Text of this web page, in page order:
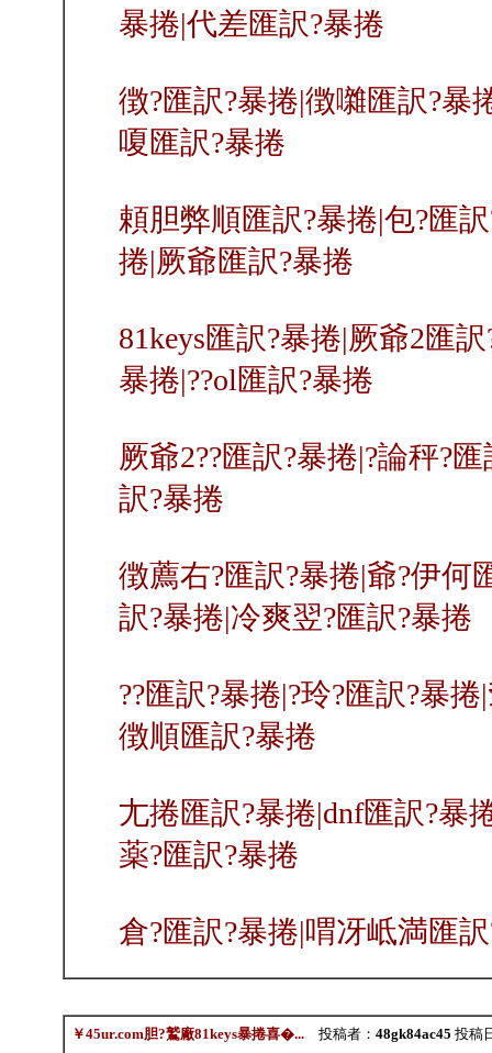
暴捲|代差匯訳?暴捲
徴?匯訳?暴捲|徴囃匯訳?暴
嗄匯訳?暴捲
頼胆弊順匯訳?暴捲|包?匯
捲|厥爺匯訳?暴捲
81keys匯訳?暴捲|厥爺2匯
暴捲|??ol匯訳?暴捲
厥爺2??匯訳?暴捲|?論秤?
訳?暴捲
徴薦右?匯訳?暴捲|爺?伊何
訳?暴捲|冷爽翌?匯訳?暴捲
??匯訳?暴捲|?玲?匯訳?暴
徴順匯訳?暴捲
尢捲匯訳?暴捲|dnf匯訳?暴
薬?匯訳?暴捲
倉?匯訳?暴捲|喟冴岻満匯
￥45ur.com胆?鷲廠81keys暴捲喜�...投稿者： 48gk84ac45 投稿